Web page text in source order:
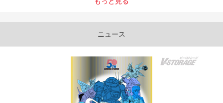
ニュース